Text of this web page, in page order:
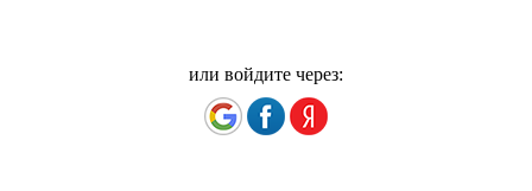
или войдите через: